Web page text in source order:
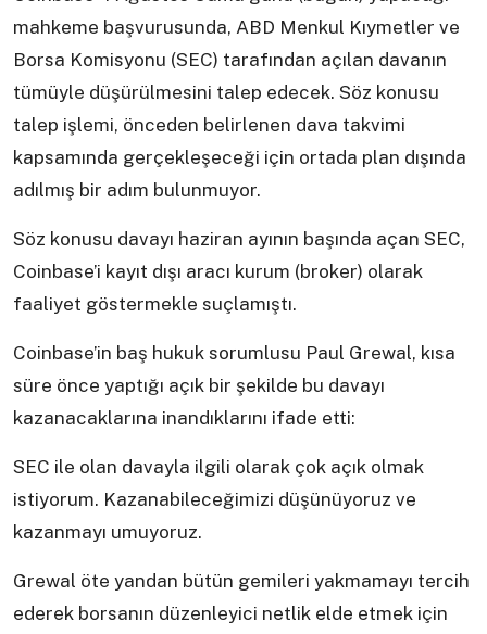
mahkeme başvurusunda, ABD Menkul Kıymetler ve
Borsa Komisyonu (SEC) tarafından açılan davanın
tümüyle düşürülmesini talep edecek. Söz konusu
talep işlemi, önceden belirlenen dava takvimi
kapsamında gerçekleşeceği için ortada plan dışında
adılmış bir adım bulunmuyor.
Söz konusu davayı haziran ayının başında açan SEC,
Coinbase’i kayıt dışı aracı kurum (broker) olarak
faaliyet göstermekle suçlamıştı.
Coinbase’in baş hukuk sorumlusu Paul Grewal, kısa
süre önce yaptığı açık bir şekilde bu davayı
kazanacaklarına inandıklarını ifade etti:
SEC ile olan davayla ilgili olarak çok açık olmak
istiyorum. Kazanabileceğimizi düşünüyoruz ve
kazanmayı umuyoruz.
Grewal öte yandan bütün gemileri yakmamayı tercih
ederek borsanın düzenleyici netlik elde etmek için